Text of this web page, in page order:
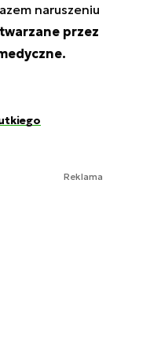
naruszeniu
przez
Reklama